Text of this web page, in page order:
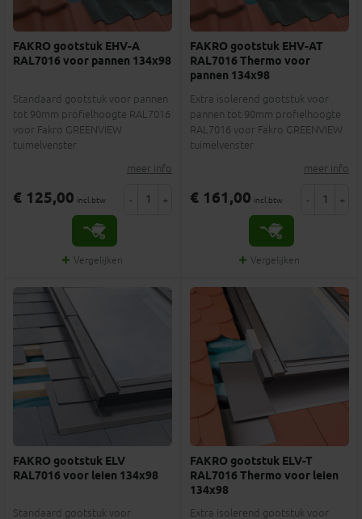
FAKRO gootstuk EHV-A
RAL7016 voor pannen 134x98
Standaard gootstuk voor pannen
tot 90mm profielhoogte RAL7016
voor Fakro GREENVIEW
tuimelvenster
meer info
€ 125,00 incl.btw - +
Vergelijken
FAKRO gootstuk EHV-AT
RAL7016 Thermo voor
pannen 134x98
Extra isolerend gootstuk voor
pannen tot 90mm profielhoogte
RAL7016 voor Fakro GREENVIEW
tuimelvenster
meer info
€ 161,00 incl.btw - +
Vergelijken
FAKRO gootstuk ELV
RAL7016 voor leien 134x98
Standaard gootstuk voor
FAKRO gootstuk ELV-T
RAL7016 Thermo voor leien
134x98
Extra isolerend gootstuk voor